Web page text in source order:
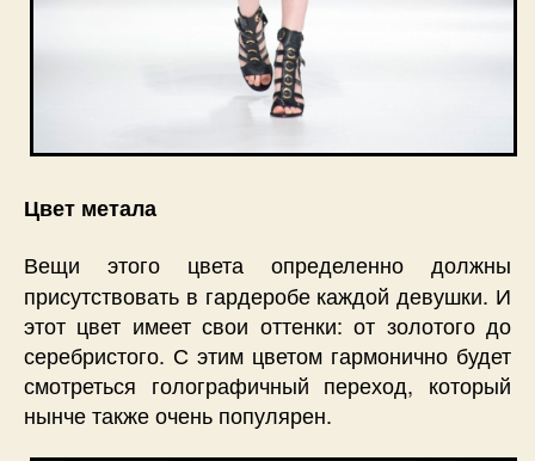
Цвет метала
Вещи этого цвета определенно должны
присутствовать в гардеробе каждой девушки. И
этот цвет имеет свои оттенки: от золотого до
серебристого. С этим цветом гармонично будет
смотреться голографичный переход, который
нынче также очень популярен.